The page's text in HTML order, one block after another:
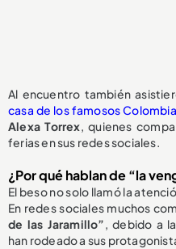
Al encuentro también
casa de los famosos Colombia
Alexa Torrex, quienes
ferias en sus redes sociales.
¿Por qué hablan de “la
El beso no solo llamó la
En redes sociales muchos
de las Jaramillo”, debido a
han rodeado a sus